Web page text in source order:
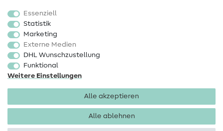
Sale
Schnittmuster
Essenziell
Statistik
Marketing
Externe Medien
DHL Wunschzustellung
Funktional
Weitere Einstellungen
Alle akzeptieren
Alle ablehnen
Impressum Datenschutz
AGB